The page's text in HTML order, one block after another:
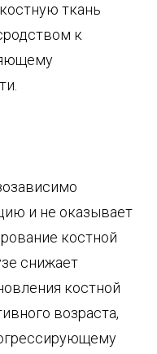
ткань
к
и не оказывает
костной
снижает
костной
возраста,